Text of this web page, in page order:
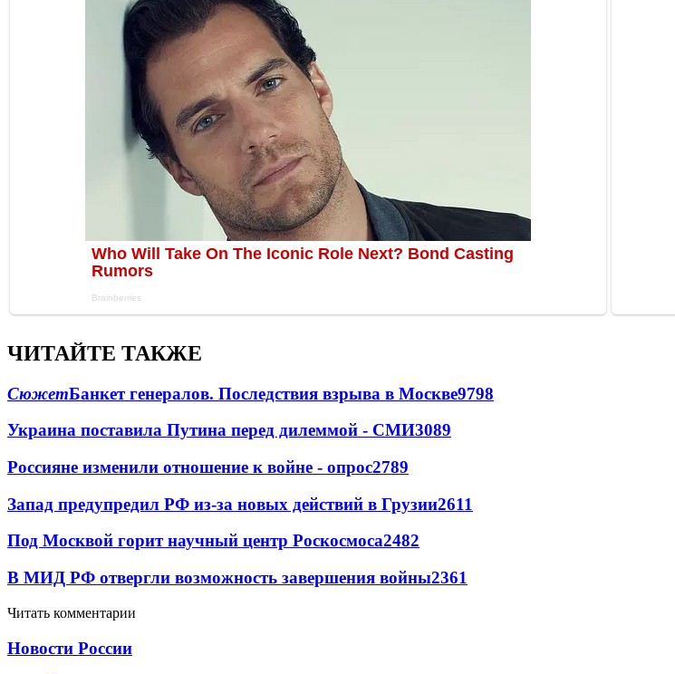
ЧИТАЙТЕ ТАКЖЕ
СюжетБанкет генералов. Последствия взрыва в Москве9798
Украина поставила Путина перед дилеммой - СМИ3089
Россияне изменили отношение к войне - опрос2789
Запад предупредил РФ из-за новых действий в Грузии2611
Под Москвой горит научный центр Роскосмоса2482
В МИД РФ отвергли возможность завершения войны2361
Читать комментарии
Новости России